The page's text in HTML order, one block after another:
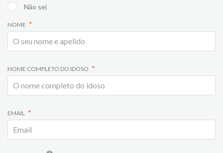
Não sei
NOME
NOME COMPLETO DO IDOSO
EMAIL